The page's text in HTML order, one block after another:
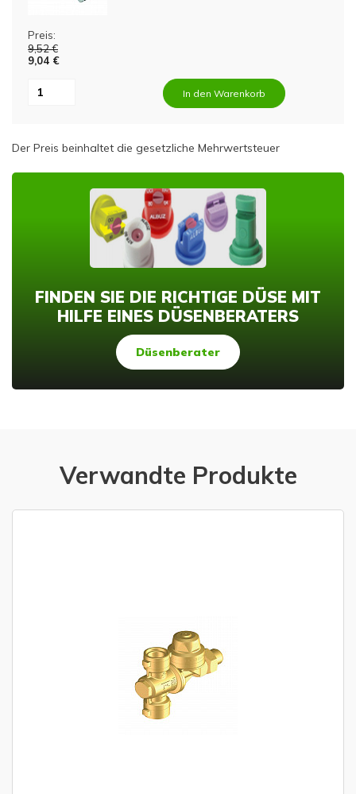
Preis:
9,52 €
9,04 €
In den Warenkorb
Der Preis beinhaltet die gesetzliche Mehrwertsteuer
FINDEN SIE DIE RICHTIGE DÜSE MIT
HILFE EINES DÜSENBERATERS
Düsenberater
Verwandte Produkte